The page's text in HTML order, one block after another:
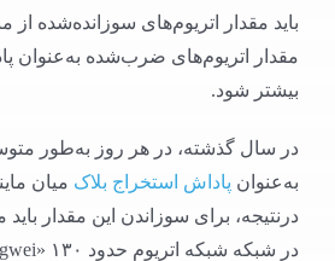
باید مقدار اتریوم‌های سوزانده‌شده از
مقدار اتریوم‌های ضرب‌شده به‌عنوان
بیشتر شود.
به‌عنوان پاداش استخراج بلاک میان
درنتیجه، برای سوزاندن این مقدار
در شبکه شبکه اتریوم حدود ۱۳۰ «gwei» باشد.